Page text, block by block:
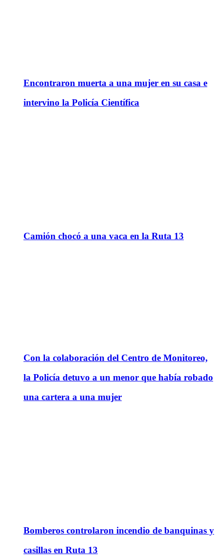
Encontraron muerta a una mujer en su casa e
intervino la Policía Científica
Camión chocó a una vaca en la Ruta 13
Con la colaboración del Centro de Monitoreo,
la Policía detuvo a un menor que había robado
una cartera a una mujer
Bomberos controlaron incendio de banquinas y
casillas en Ruta 13